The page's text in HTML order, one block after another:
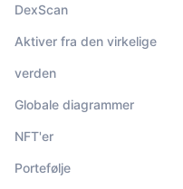
DexScan
Aktiver fra den virkelige
verden
Globale diagrammer
NFT'er
Portefølje